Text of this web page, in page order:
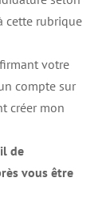
cette rubrique
votre
compte sur
créer mon
de
vous être